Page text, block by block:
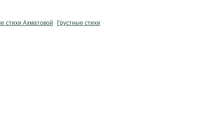
стихи Ахматовой
Грустные стихи